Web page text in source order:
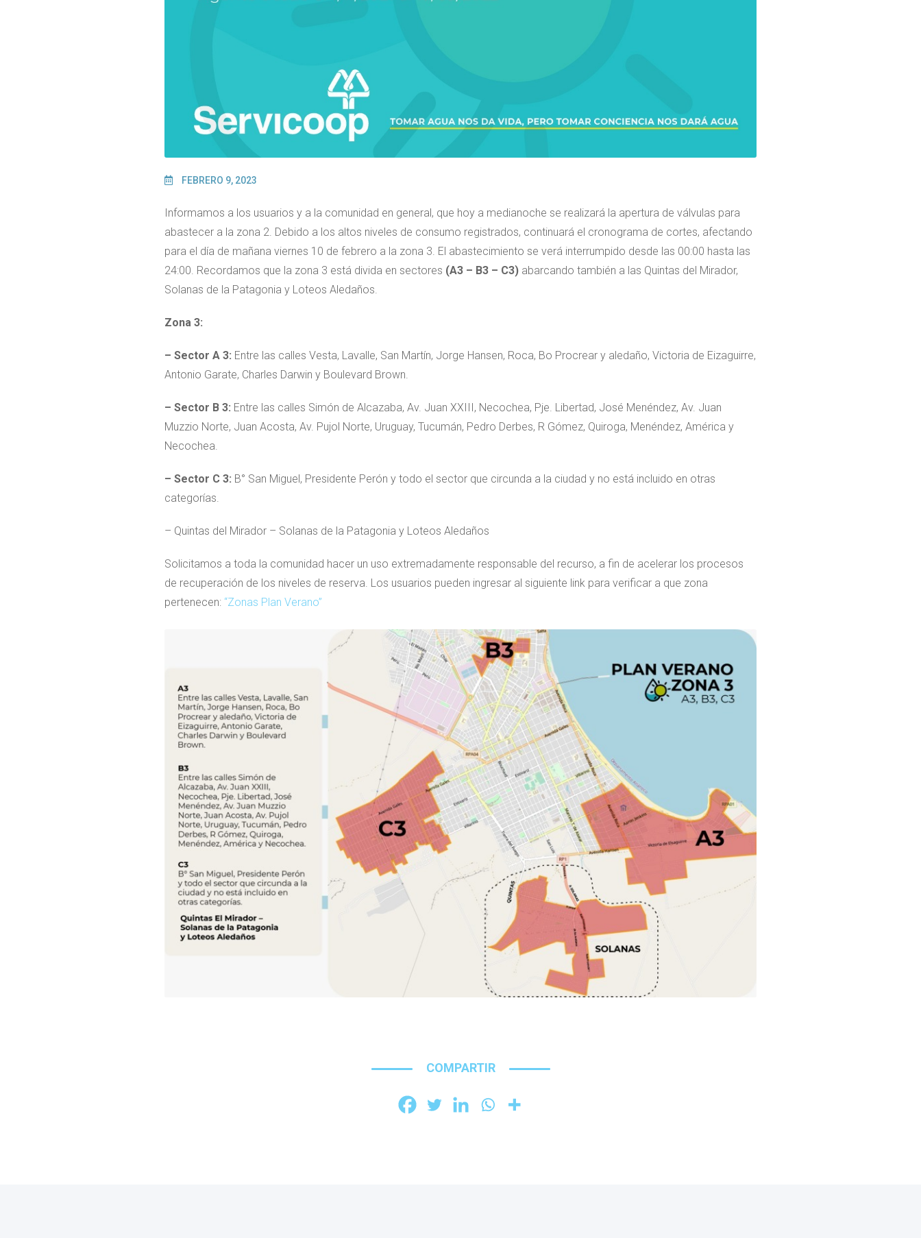
FEBRERO 9, 2023
Informamos a los usuarios y a la comunidad en general, que hoy a medianoche se realizará la apertura de válvulas para
abastecer a la zona 2. Debido a los altos niveles de consumo registrados, continuará el cronograma de cortes, afectando
para el día de mañana viernes 10 de febrero a la zona 3. El abastecimiento se verá interrumpido desde las 00:00 hasta las
24:00. Recordamos que la zona 3 está divida en sectores (A3 – B3 – C3) abarcando también a las Quintas del Mirador,
Solanas de la Patagonia y Loteos Aledaños.
Zona 3:
– Sector A 3: Entre las calles Vesta, Lavalle, San Martín, Jorge Hansen, Roca, Bo Procrear y aledaño, Victoria de Eizaguirre,
Antonio Garate, Charles Darwin y Boulevard Brown.
– Sector B 3: Entre las calles Simón de Alcazaba, Av. Juan XXIII, Necochea, Pje. Libertad, José Menéndez, Av. Juan
Muzzio Norte, Juan Acosta, Av. Pujol Norte, Uruguay, Tucumán, Pedro Derbes, R Gómez, Quiroga, Menéndez, América y
Necochea.
– Sector C 3: B° San Miguel, Presidente Perón y todo el sector que circunda a la ciudad y no está incluido en otras
categorías.
– Quintas del Mirador – Solanas de la Patagonia y Loteos Aledaños
Solicitamos a toda la comunidad hacer un uso extremadamente responsable del recurso, a fin de acelerar los procesos
de recuperación de los niveles de reserva. Los usuarios pueden ingresar al siguiente link para verificar a que zona
pertenecen: “Zonas Plan Verano”
COMPARTIR